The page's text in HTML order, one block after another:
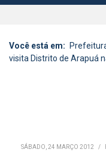
Você está em:
visita Distrito de Arapuá
SÁBADO, 24 MARÇO 2012 /